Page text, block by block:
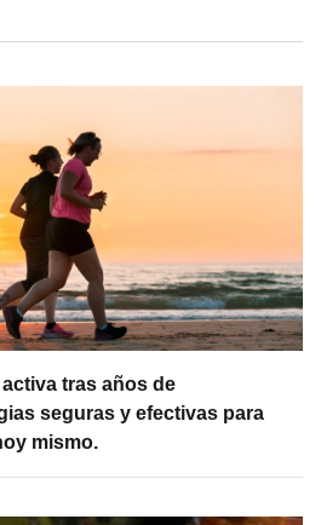
tras años de
seguras y efectivas para
mismo.